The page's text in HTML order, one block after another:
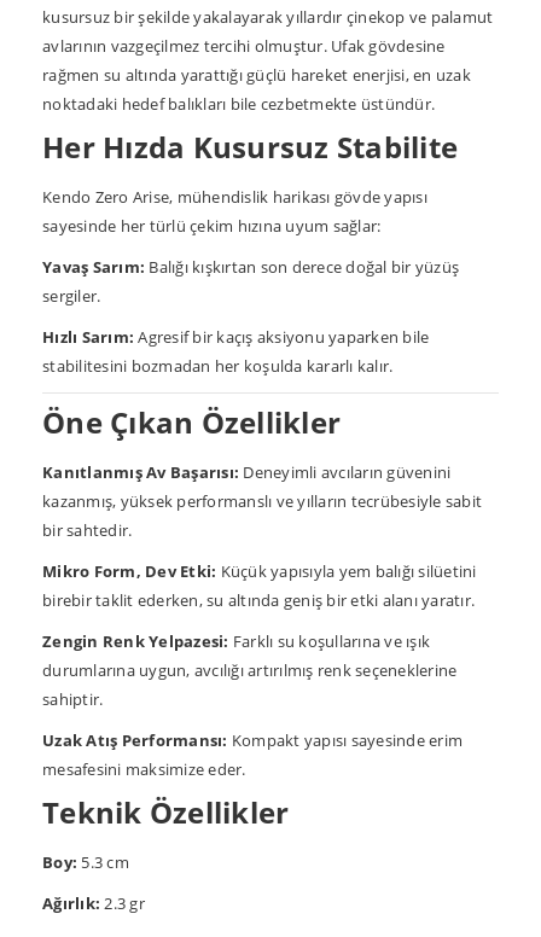
kusursuz bir şekilde yakalayarak yıllardır çinekop ve palamut
avlarının vazgeçilmez tercihi olmuştur. Ufak gövdesine
rağmen su altında yarattığı güçlü hareket enerjisi, en uzak
noktadaki hedef balıkları bile cezbetmekte üstündür.
Her Hızda Kusursuz Stabilite
Kendo Zero Arise, mühendislik harikası gövde yapısı
sayesinde her türlü çekim hızına uyum sağlar:
Yavaş Sarım: Balığı kışkırtan son derece doğal bir yüzüş
sergiler.
Hızlı Sarım: Agresif bir kaçış aksiyonu yaparken bile
stabilitesini bozmadan her koşulda kararlı kalır.
Öne Çıkan Özellikler
Kanıtlanmış Av Başarısı: Deneyimli avcıların güvenini
kazanmış, yüksek performanslı ve yılların tecrübesiyle sabit
bir sahtedir.
Mikro Form, Dev Etki: Küçük yapısıyla yem balığı silüetini
birebir taklit ederken, su altında geniş bir etki alanı yaratır.
Zengin Renk Yelpazesi: Farklı su koşullarına ve ışık
durumlarına uygun, avcılığı artırılmış renk seçeneklerine
sahiptir.
Uzak Atış Performansı: Kompakt yapısı sayesinde erim
mesafesini maksimize eder.
Teknik Özellikler
Boy: 5.3 cm
Ağırlık: 2.3 gr